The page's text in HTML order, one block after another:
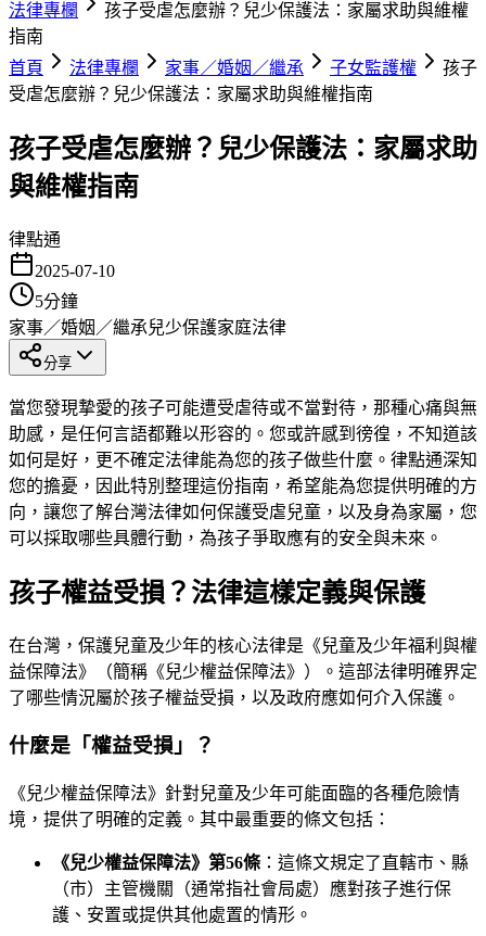
法律專欄
孩子受虐怎麼辦？兒少保護法：家屬求助與維權
指南
首頁
法律專欄 家事／婚姻／繼承 子女監護權
孩子
受虐怎麼辦？兒少保護法：家屬求助與維權指南
孩子受虐怎麼辦？兒少保護法：家屬求助
與維權指南
律點通
2025-07-10
5分鐘
家事／婚姻／繼承兒少保護家庭法律
分享
當您發現摯愛的孩子可能遭受虐待或不當對待，那種心痛與無
助感，是任何言語都難以形容的。您或許感到徬徨，不知道該
如何是好，更不確定法律能為您的孩子做些什麼。律點通深知
您的擔憂，因此特別整理這份指南，希望能為您提供明確的方
向，讓您了解台灣法律如何保護受虐兒童，以及身為家屬，您
可以採取哪些具體行動，為孩子爭取應有的安全與未來。
孩子權益受損？法律這樣定義與保護
在台灣，保護兒童及少年的核心法律是《兒童及少年福利與權
益保障法》（簡稱《兒少權益保障法》）。這部法律明確界定
了哪些情況屬於孩子權益受損，以及政府應如何介入保護。
什麼是「權益受損」？
《兒少權益保障法》針對兒童及少年可能面臨的各種危險情
境，提供了明確的定義。其中最重要的條文包括：
《兒少權益保障法》第56條 ：這條文規定了直轄市、縣
（市）主管機關（通常指社會局處）應對孩子進行保
護、安置或提供其他處置的情形。